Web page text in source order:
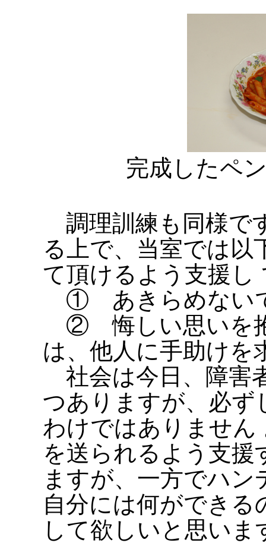
完成したペ
調理訓練も同様で
る上で、当室では以
て頂けるよう支援し
① あきらめないで
② 悔しい思いを抱
は、他人に手助けを
社会は今日、障害
つありますが、必ず
わけではありません
を送られるよう支援
ますが、一方でハ
自分には何ができる
して欲しいと思いま